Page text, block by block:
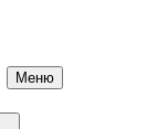
Меню